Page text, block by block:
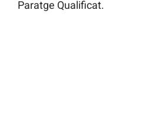
Paratge Qualificat.